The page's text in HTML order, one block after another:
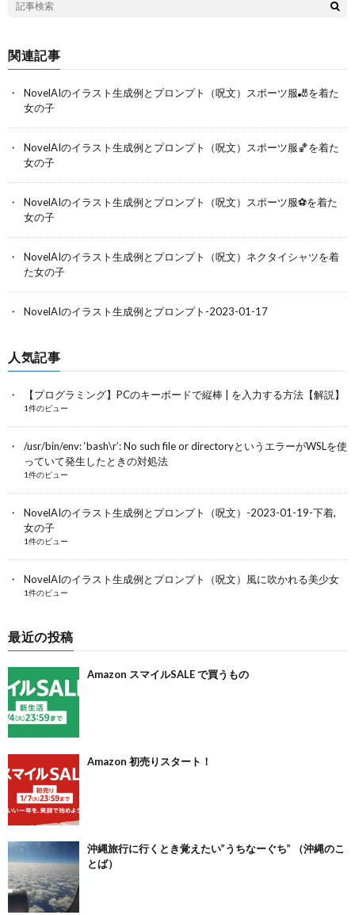
関連記事
NovelAIのイラスト生成例とプロンプト（呪文）スポーツ服🎳を着た
女の子
NovelAIのイラスト生成例とプロンプト（呪文）スポーツ服🏀を着た
女の子
NovelAIのイラスト生成例とプロンプト（呪文）スポーツ服⚽を着た
女の子
NovelAIのイラスト生成例とプロンプト（呪文）ネクタイシャツを着
た女の子
NovelAIのイラスト生成例とプロンプト-2023-01-17
人気記事
【プログラミング】PCのキーボードで縦棒 | を入力する方法【解説】
1件のビュー
/usr/bin/env: ‘bash\r’: No such file or directoryというエラーがWSLを使
っていて発生したときの対処法
1件のビュー
NovelAIのイラスト生成例とプロンプト（呪文）-2023-01-19-下着,
女の子
1件のビュー
NovelAIのイラスト生成例とプロンプト（呪文）風に吹かれる美少女
1件のビュー
最近の投稿
Amazon スマイルSALE で買うもの
Amazon 初売りスタート！
沖縄旅行に行くとき覚えたい”うちなーぐち” （沖縄のこ
とば）